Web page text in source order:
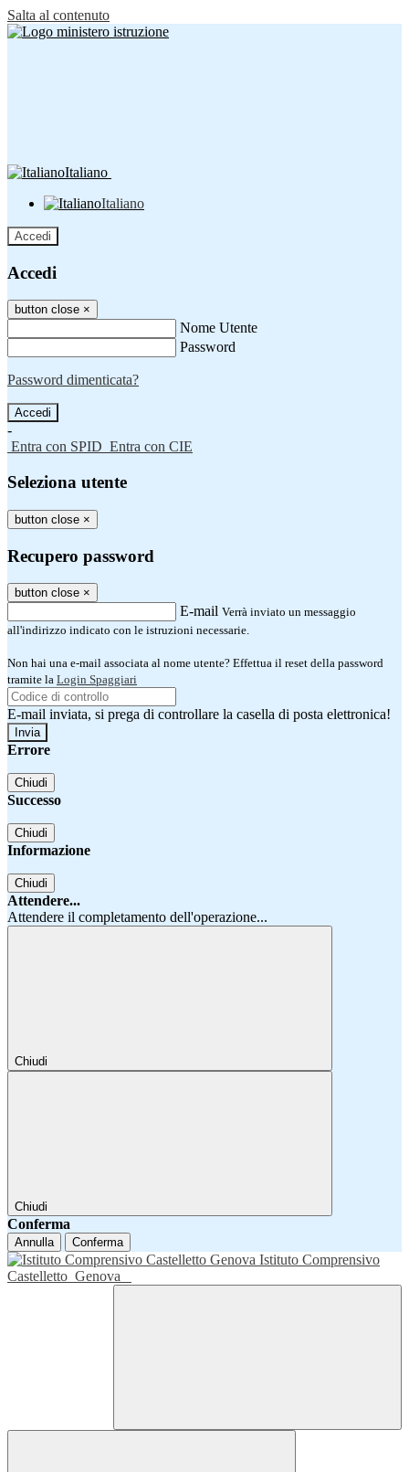
Salta al contenuto
Italiano
Italiano
Accedi
Accedi
button close ×
Nome Utente
Password
Password dimenticata?
-
Entra con SPID Entra con CIE
Seleziona utente
button close ×
Recupero password
button close ×
E-mail Verrà inviato un messaggio
all'indirizzo indicato con le istruzioni necessarie.
Non hai una e-mail associata al nome utente? Effettua il reset della password
tramite la Login Spaggiari
E-mail inviata, si prega di controllare la casella di posta elettronica!
Errore
Chiudi
Successo
Chiudi
Informazione
Chiudi
Attendere...
Attendere il completamento dell'operazione...
Chiudi
Chiudi
Conferma
Annulla Conferma
Istituto Comprensivo
Castelletto Genova